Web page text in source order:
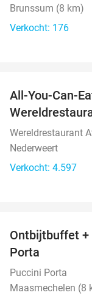
Brunssum (8 km)
Verkocht: 176
All-You-Can-
Wereldrestaurant
Nederweert
Verkocht: 4.597
Ontbijtbuffet +
Porta
Puccini Porta
Maasmechelen (8